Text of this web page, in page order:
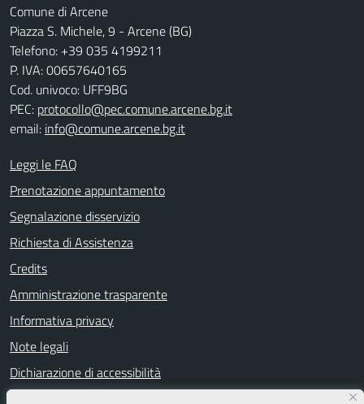
Comune di Arcene
Piazza S. Michele, 9 - Arcene (BG)
Telefono: +39 035 4199211
P. IVA: 00657640165
Cod. univoco: UFF9BG
PEC: protocollo@pec.comune.arcene.bg.it
email: info@comune.arcene.bg.it
Leggi le FAQ
Prenotazione appuntamento
Segnalazione disservizio
Richiesta di Assistenza
Credits
Amministrazione trasparente
Informativa privacy
Note legali
Dichiarazione di accessibilità